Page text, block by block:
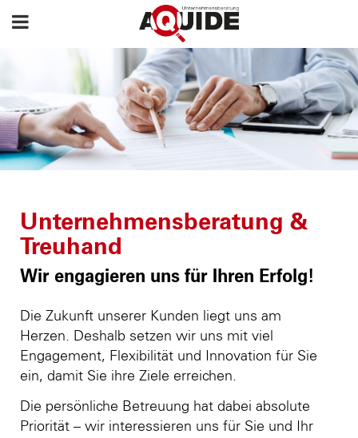
Unternehmensberatung &
Treuhand
Wir engagieren uns für Ihren Erfolg!
Die Zukunft unserer Kunden liegt uns am
Herzen. Deshalb setzen wir uns mit viel
Engagement, Flexibilität und Innovation für Sie
ein, damit Sie ihre Ziele erreichen.
Die persönliche Betreuung hat dabei absolute
Priorität – wir interessieren uns für Sie und Ihr